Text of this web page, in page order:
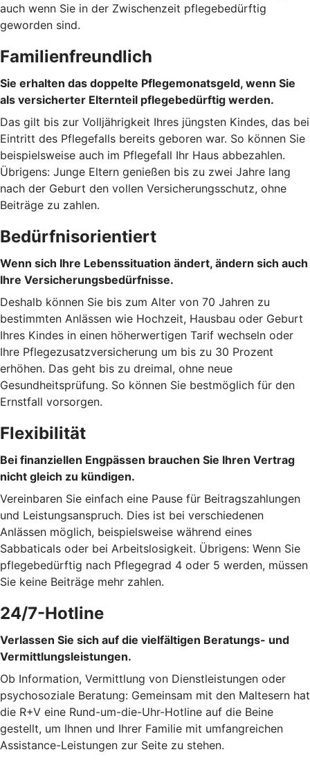
auch wenn Sie in der Zwischenzeit pflegebedürftig
geworden sind.
Familienfreundlich
Sie erhalten das doppelte Pflegemonatsgeld, wenn Sie
als versicherter Elternteil pflegebedürftig werden.
Das gilt bis zur Volljährigkeit Ihres jüngsten Kindes, das bei
Eintritt des Pflegefalls bereits geboren war. So können Sie
beispielsweise auch im Pflegefall Ihr Haus abbezahlen.
Übrigens: Junge Eltern genießen bis zu zwei Jahre lang
nach der Geburt den vollen Versicherungsschutz, ohne
Beiträge zu zahlen.
Bedürfnisorientiert
Wenn sich Ihre Lebenssituation ändert, ändern sich auch
Ihre Versicherungsbedürfnisse.
Deshalb können Sie bis zum Alter von 70 Jahren zu
bestimmten Anlässen wie Hochzeit, Hausbau oder Geburt
Ihres Kindes in einen höherwertigen Tarif wechseln oder
Ihre Pflegezusatzversicherung um bis zu 30 Prozent
erhöhen. Das geht bis zu dreimal, ohne neue
Gesundheitsprüfung. So können Sie bestmöglich für den
Ernstfall vorsorgen.
Flexibilität
Bei finanziellen Engpässen brauchen Sie Ihren Vertrag
nicht gleich zu kündigen.
Vereinbaren Sie einfach eine Pause für Beitragszahlungen
und Leistungsanspruch. Dies ist bei verschiedenen
Anlässen möglich, beispielsweise während eines
Sabbaticals oder bei Arbeitslosigkeit. Übrigens: Wenn Sie
pflegebedürftig nach Pflegegrad 4 oder 5 werden, müssen
Sie keine Beiträge mehr zahlen.
24/7-Hotline
Verlassen Sie sich auf die vielfältigen Beratungs- und
Vermittlungsleistungen.
Ob Information, Vermittlung von Dienstleistungen oder
psychosoziale Beratung: Gemeinsam mit den Maltesern hat
die R+V eine Rund-um-die-Uhr-Hotline auf die Beine
gestellt, um Ihnen und Ihrer Familie mit umfangreichen
Assistance-Leistungen zur Seite zu stehen.